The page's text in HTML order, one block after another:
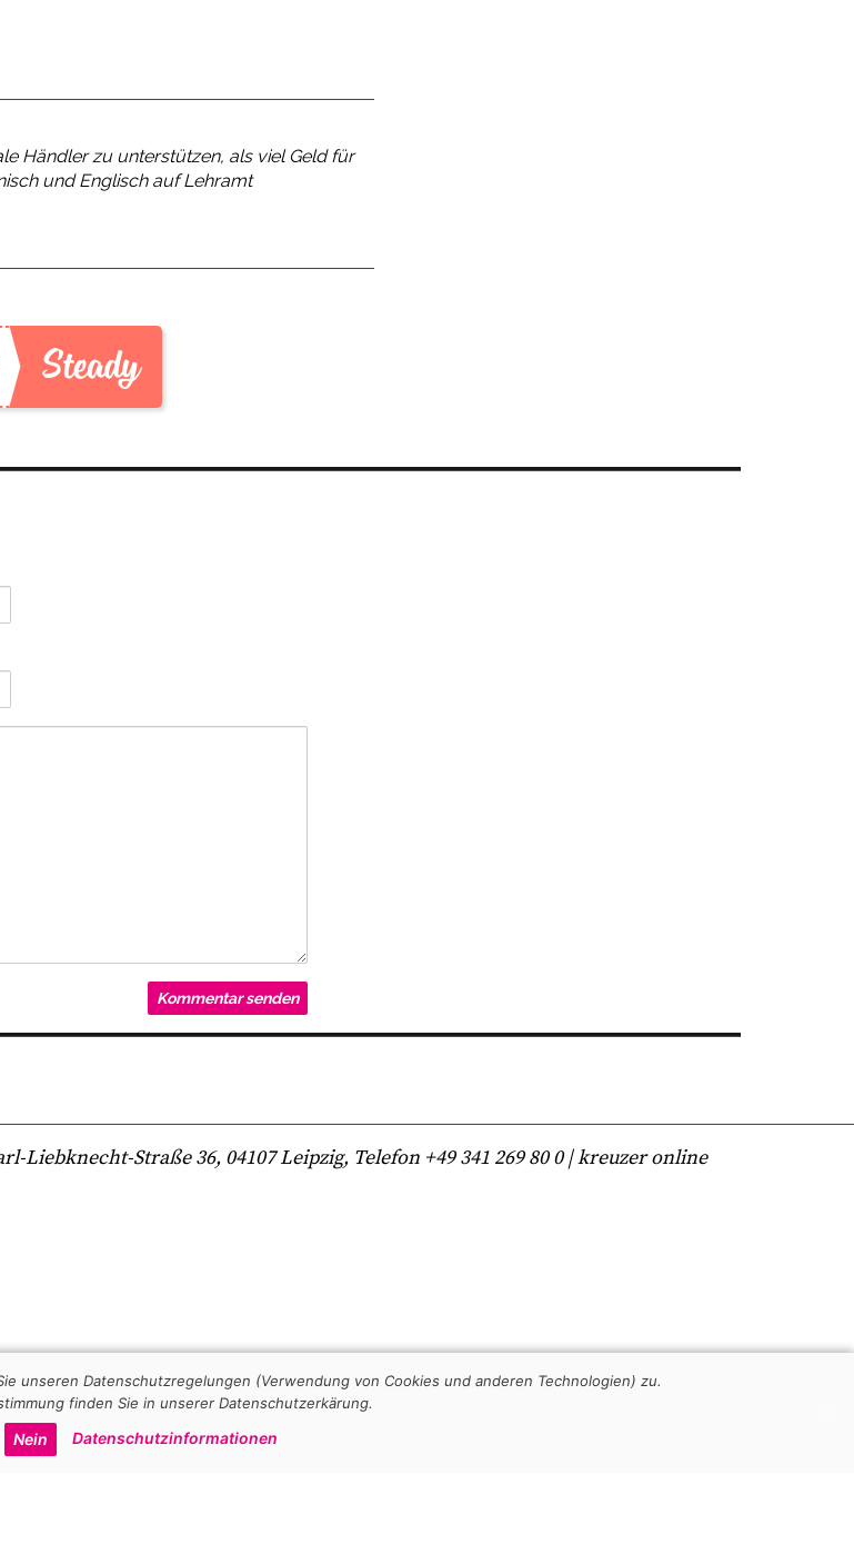
Händler zu unterstützen, als viel Geld für
und Englisch auf Lehramt
Liebknecht-Straße 36, 04107 Leipzig, Telefon +49 341 269 80 0 | kreuzer online
unseren Datenschutzregelungen (Verwendung von Cookies und anderen Technologien) zu.
finden Sie in unserer Datenschutzerkärung.
Nein Datenschutzinformationen